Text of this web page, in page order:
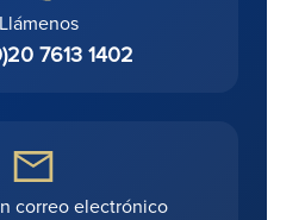
Llámenos
7613 1402
correo electrónico